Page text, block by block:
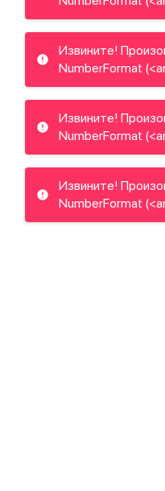
Извините!
NumberFormat
Извините!
NumberFormat
Извините!
NumberFormat